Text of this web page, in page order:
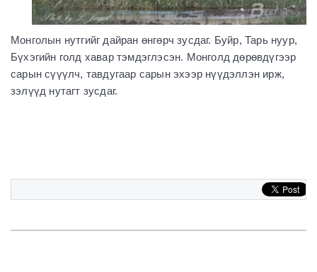
Монголын нутгийг дайран өнгөрч зусдаг. Буйр, Тарь нуур,
Бүхэгийн голд хавар тэмдэглэсэн. Монголд дөрөвдүгээр
сарын сүүүлч, тавдугаар сарын эхээр нүүдэллэн ирж,
зэлүүд нутагт зусдаг.